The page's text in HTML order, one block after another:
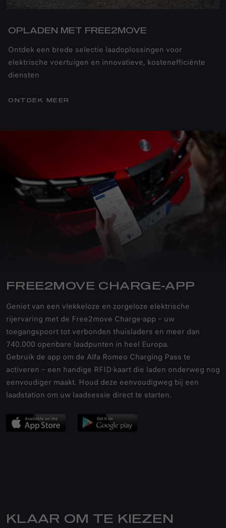
OPLADEN MET FREE2MOVE
Ontdek een brede selectie laadoplossingen voor
elektrische voertuigen en innovatieve, kostenefficiënte
diensten
ONTDEK MEER
FREE2MOVE CHARGE-APP
Geniet van een vlekkeloze en zorgeloze elektrische
rijervaring met de Free2move Charge-app – uw
toegangspoort tot verbonden thuisladers en meer dan
740.000 openbare laadpunten in heel Europa.
Gebruik de app om de Alfa Romeo Charging Pass te
activeren – een handige RFID-kaart die laden onderweg nog
eenvoudiger maakt. Houd deze eenvoudigweg bij een
laadstation om uw laadsessie direct te starten.
KLAAR OM TE KIEZEN